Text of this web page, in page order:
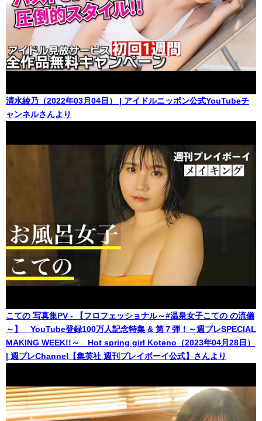
清水綾乃（2022年03月04日） | アイドルニッポン公式YouTubeチ
ャンネルさんより
こての 写真集PV - 【フロフェッショナル～#温泉女子こての の流儀
～】 YouTube登録100万人記念特集 & 第７弾！～週プレSPECIAL
MAKING WEEK!!～ Hot spring girl Koteno（2023年04月28日）
| 週プレChannel【集英社 週刊プレイボーイ公式】さんより